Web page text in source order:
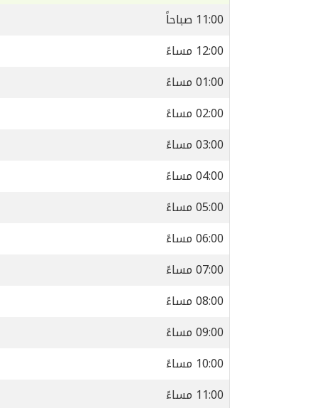
11:00 صباحاً
12:00 مساءً
01:00 مساءً
02:00 مساءً
03:00 مساءً
04:00 مساءً
05:00 مساءً
06:00 مساءً
07:00 مساءً
08:00 مساءً
09:00 مساءً
10:00 مساءً
11:00 مساءً